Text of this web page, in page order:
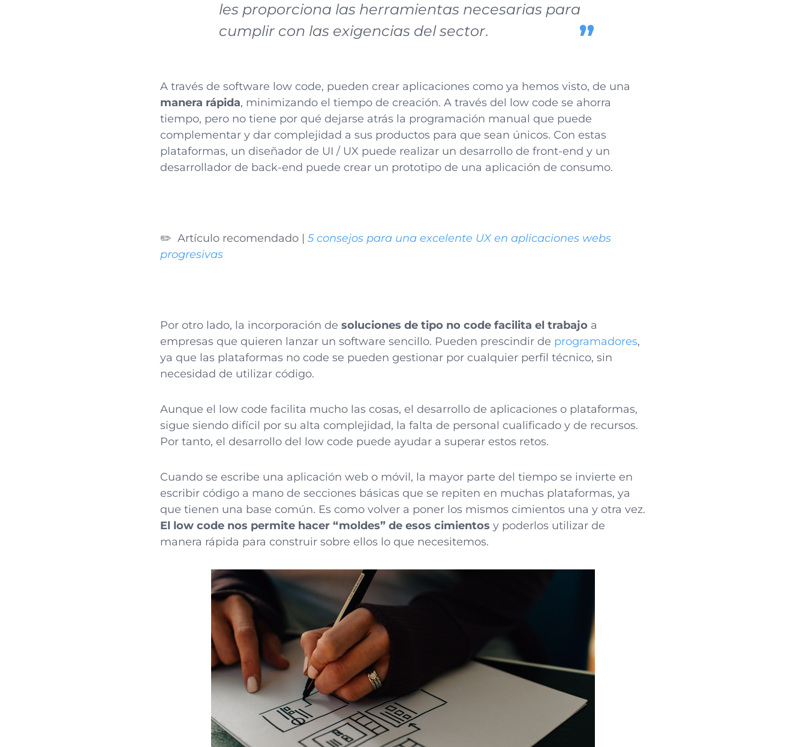
les proporciona las herramientas necesarias para
cumplir con las exigencias del sector.
A través de software low code, pueden crear aplicaciones como ya hemos visto, de una
manera rápida, minimizando el tiempo de creación. A través del low code se ahorra
tiempo, pero no tiene por qué dejarse atrás la programación manual que puede
complementar y dar complejidad a sus productos para que sean únicos. Con estas
plataformas, un diseñador de UI / UX puede realizar un desarrollo de front-end y un
desarrollador de back-end puede crear un prototipo de una aplicación de consumo.
✏️ Artículo recomendado | 5 consejos para una excelente UX en aplicaciones webs
progresivas
Por otro lado, la incorporación de soluciones de tipo no code facilita el trabajo a
empresas que quieren lanzar un software sencillo. Pueden prescindir de programadores,
ya que las plataformas no code se pueden gestionar por cualquier perfil técnico, sin
necesidad de utilizar código.
Aunque el low code facilita mucho las cosas, el desarrollo de aplicaciones o plataformas,
sigue siendo difícil por su alta complejidad, la falta de personal cualificado y de recursos.
Por tanto, el desarrollo del low code puede ayudar a superar estos retos.
Cuando se escribe una aplicación web o móvil, la mayor parte del tiempo se invierte en
escribir código a mano de secciones básicas que se repiten en muchas plataformas, ya
que tienen una base común. Es como volver a poner los mismos cimientos una y otra vez.
El low code nos permite hacer “moldes” de esos cimientos y poderlos utilizar de
manera rápida para construir sobre ellos lo que necesitemos.